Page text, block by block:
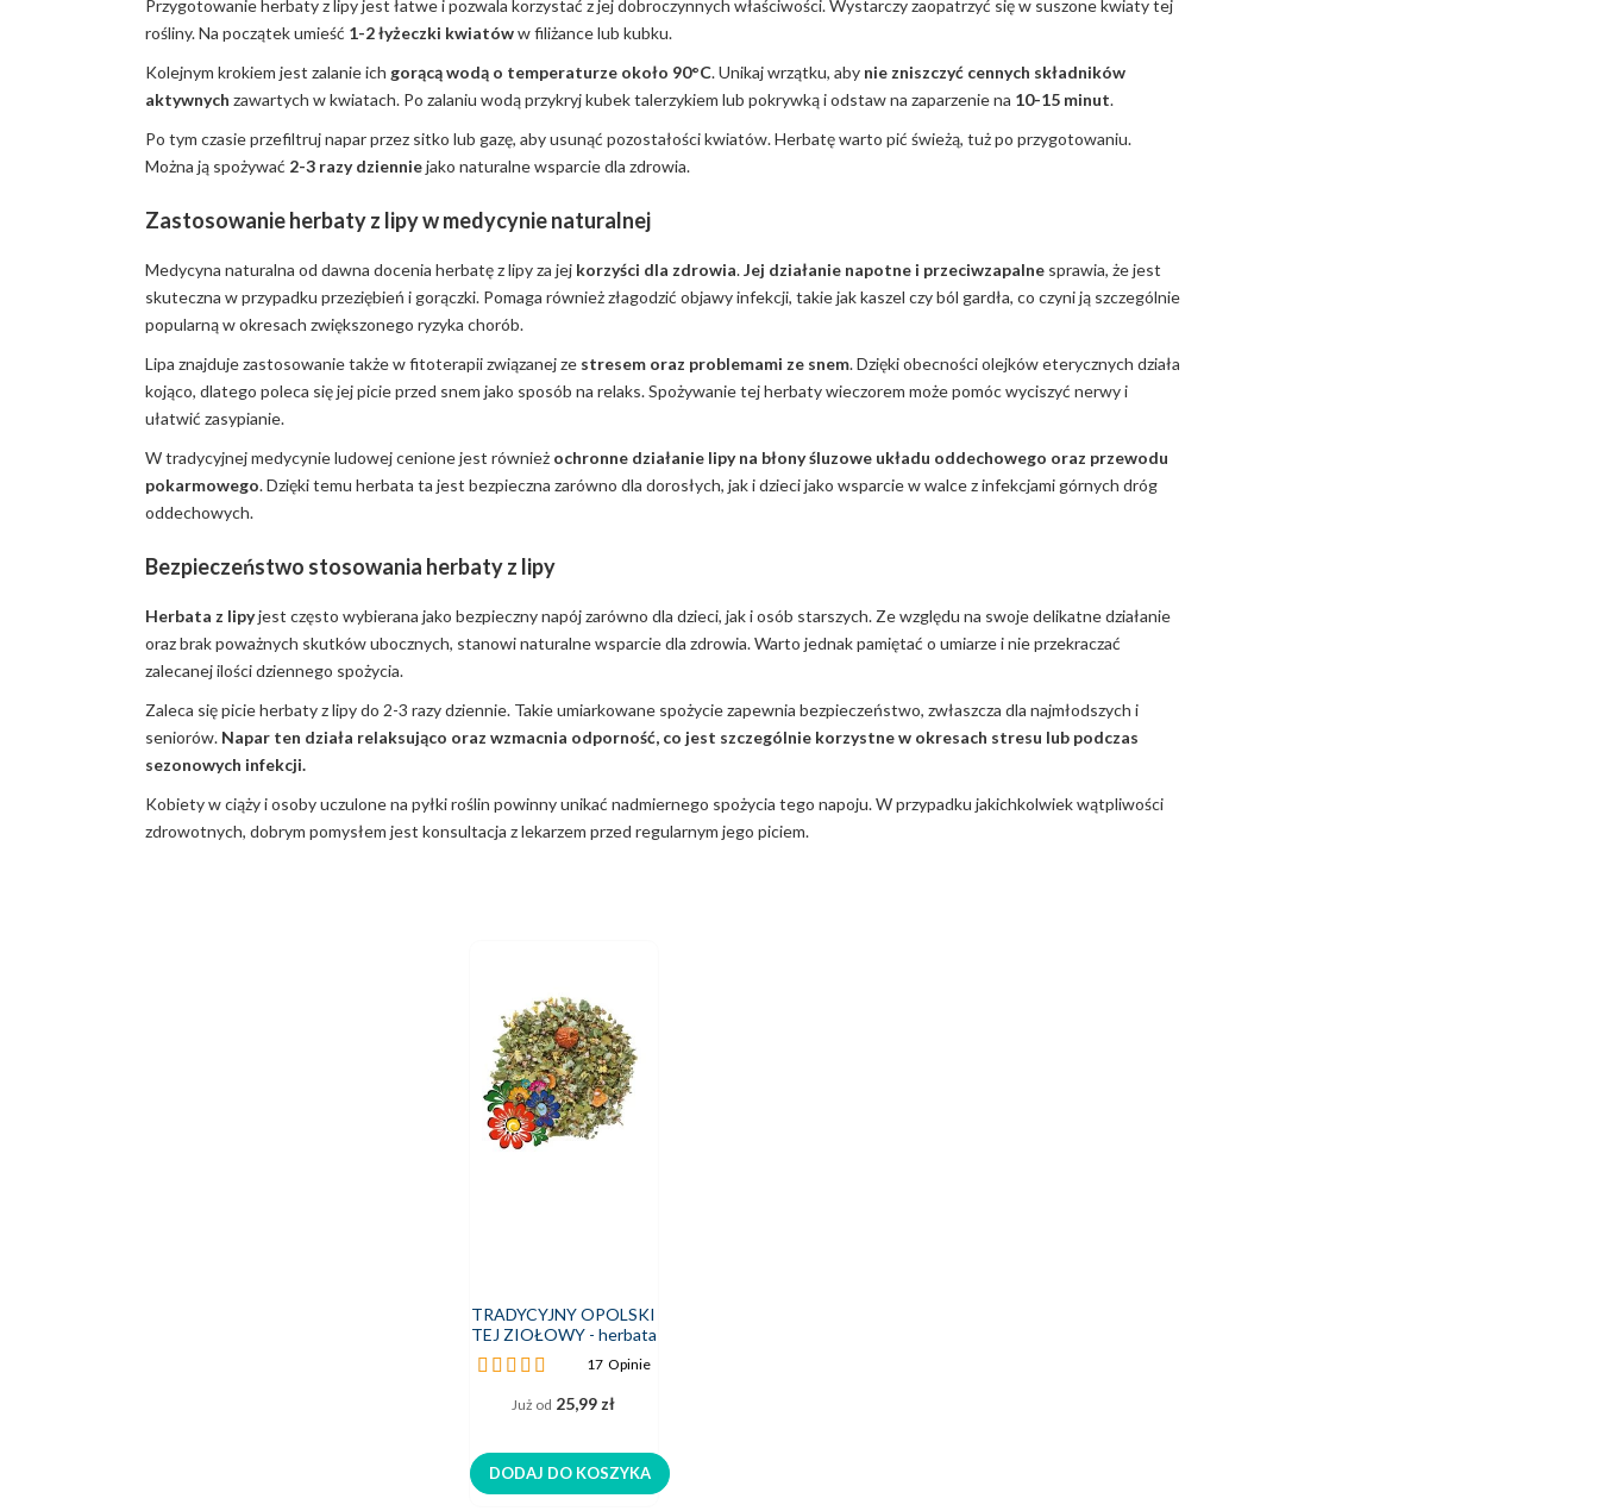
Przygotowanie herbaty z lipy jest łatwe i pozwala korzystać z jej dobroczynnych właściwości. Wystarczy zaopatrzyć się w suszone kwiaty tej
rośliny. Na początek umieść 1-2 łyżeczki kwiatóww filiżance lub kubku.
Kolejnym krokiem jest zalanie ich gorącą wodą o temperaturze około 90°C. Unikaj wrzątku, aby nie zniszczyć cennych składników
aktywnych zawartych w kwiatach. Po zalaniu wodą przykryj kubek talerzykiem lub pokrywką i odstaw na zaparzenie na 10-15 minut.
Po tym czasie przefiltruj napar przez sitko lub gazę, aby usunąć pozostałości kwiatów. Herbatę warto pić świeżą, tuż po przygotowaniu.
Można ją spożywać 2-3 razy dzienniejako naturalne wsparcie dla zdrowia.
Zastosowanie herbaty z lipy w medycynie naturalnej
Medycyna naturalna od dawna docenia herbatę z lipy za jej korzyści dla zdrowia.Jej działanie napotne i przeciwzapalne sprawia, że jest
skuteczna w przypadku przeziębień i gorączki. Pomaga również złagodzić objawy infekcji, takie jak kaszel czy ból gardła, co czyni ją szczególnie
popularną w okresach zwiększonego ryzyka chorób.
Lipa znajduje zastosowanie także w fitoterapii związanej ze stresem oraz problemami ze snem. Dzięki obecności olejków eterycznych działa
kojąco, dlatego poleca się jej picie przed snem jako sposób na relaks. Spożywanie tej herbaty wieczorem może pomóc wyciszyć nerwy i
ułatwić zasypianie.
W tradycyjnej medycynie ludowej cenione jest również ochronne działanie lipy na błony śluzowe układu oddechowego oraz przewodu
pokarmowego. Dzięki temu herbata ta jest bezpieczna zarówno dla dorosłych, jak i dzieci jako wsparcie w walce z infekcjami górnych dróg
oddechowych.
Bezpieczeństwo stosowania herbaty z lipy
Herbata z lipyjest często wybierana jako bezpieczny napój zarówno dla dzieci, jak i osób starszych. Ze względu na swoje delikatne działanie
oraz brak poważnych skutków ubocznych, stanowi naturalne wsparcie dla zdrowia. Warto jednak pamiętać o umiarze i nie przekraczać
zalecanej ilości dziennego spożycia.
Zaleca się picie herbaty z lipy do 2-3 razy dziennie. Takie umiarkowane spożycie zapewnia bezpieczeństwo, zwłaszcza dla najmłodszych i
seniorów. Napar ten działa relaksująco oraz wzmacnia odporność, co jest szczególnie korzystne w okresach stresu lub podczas
sezonowych infekcji.
Kobiety w ciąży i osoby uczulone na pyłki roślin powinny unikać nadmiernego spożycia tego napoju. W przypadku jakichkolwiek wątpliwości
zdrowotnych, dobrym pomysłem jest konsultacja z lekarzem przed regularnym jego piciem.
TRADYCYJNY OPOLSKI
TEJ ZIOŁOWY - herbata
ziołowa sypana napar
Ocena:
17 Opinie
Już od 25,99 zł
DODAJ DO KOSZYKA